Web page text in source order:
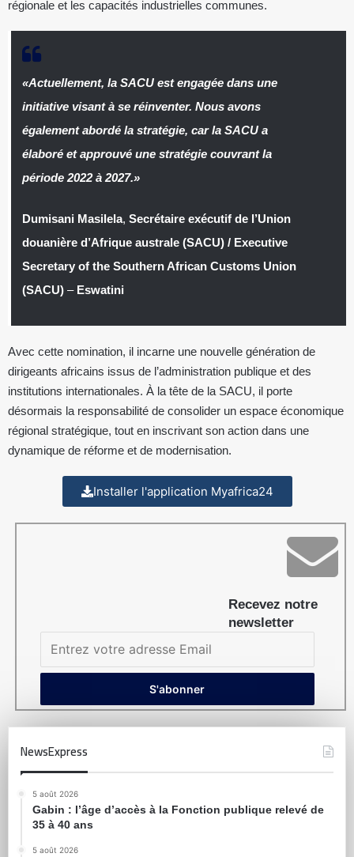
régionale et les capacités industrielles communes.
«Actuellement, la SACU est engagée dans une
initiative visant à se réinventer. Nous avons
également abordé la stratégie, car la SACU a
élaboré et approuvé une stratégie couvrant la
période 2022 à 2027.»
Dumisani Masilela, Secrétaire exécutif de l’Union
douanière d’Afrique australe (SACU) / Executive
Secretary of the Southern African Customs Union
(SACU) – Eswatini
Avec cette nomination, il incarne une nouvelle génération de
dirigeants africains issus de l’administration publique et des
institutions internationales. À la tête de la SACU, il porte
désormais la responsabilité de consolider un espace économique
régional stratégique, tout en inscrivant son action dans une
dynamique de réforme et de modernisation.
Installer l'application Myafrica24
Recevez notre
newsletter
NewsExpress
5 août 2026
Gabin : l’âge d’accès à la Fonction publique relevé de
35 à 40 ans
5 août 2026